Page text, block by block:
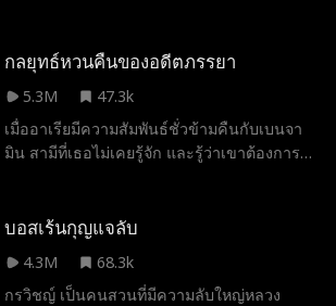
หมั้นที่ยังถูกหลอกหลอนโดยผู้หญิงที่เขาเคยรัก
ว่าเธอคือนิโคล ความลับค่อย ๆ ปะทุขึ้นความ
ทรงจำหวนกลับ และไลลาลูกสาวที่ถูกพรากไป
คือสายใยที่ดึงพวกเขากลับมาหากัน เขาอาจจำ
กลยุทธ์หวนคืนของอดีตภรรยา
5.3M
47.3k
เมื่ออาเรียมีความสัมพันธ์ชั่วข้ามคืนกับเบนจา
มิน สามีที่เธอไม่เคยรู้จัก และรู้ว่าเขาต้องการ
ให้กับเขา อาเรียจึงเลือกที่จะซ่อนตัวตน ใน
ในขณะที่ใจของเธอกลับดึงดูดเขาเช่นกัน
บอสเร้นกุญแจลับ
4.3M
68.3k
กรวิชญ์ เป็นคนสวนที่มีความลับใหญ่หลวง